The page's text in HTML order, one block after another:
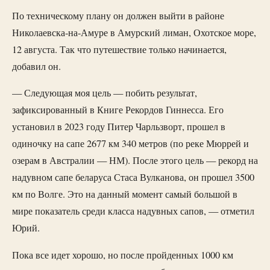
По техническому плану он должен выйти в районе
Николаевска-на-Амуре в Амурский лиман, Охотское море,
12 августа. Так что путешествие только начинается,
добавил он.
— Следующая моя цель — побить результат,
зафиксированный в Книге Рекордов Гиннесса. Его
установил в 2023 году Питер Чарльзворт, прошел в
одиночку на сапе 2677 км 340 метров (по реке Мюррей и
озерам в Австралии — НМ). После этого цель — рекорд на
надувном сапе беларуса Стаса Вулканова, он прошел 3500
км по Волге. Это на данный момент самый большой в
мире показатель среди класса надувных сапов, — отметил
Юрий.
Пока все идет хорошо, но после пройденных 1000 км